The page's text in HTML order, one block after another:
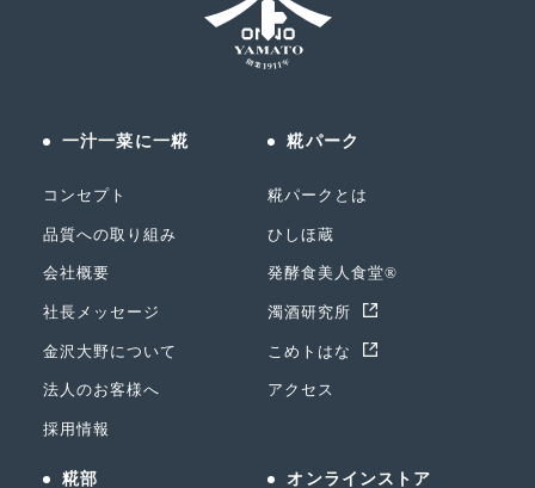
一汁一菜に一糀
コンセプト
品質への取り組み
会社概要
社長メッセージ
金沢大野について
法人のお客様へ
採用情報
糀パーク
糀パークとは
ひしほ蔵
発酵食美人食堂®
濁酒研究所
こめトはな
アクセス
糀部 オンラインストア